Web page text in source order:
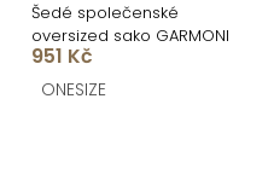
Šedé společenské
oversized sako GARMONI
951 Kč
ONESIZE